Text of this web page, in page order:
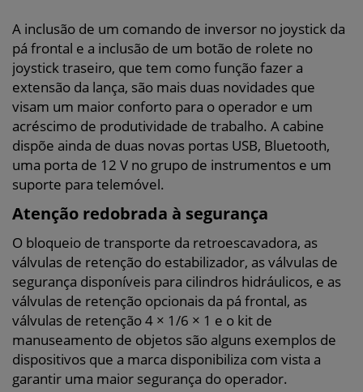
A inclusão de um comando de inversor no joystick da
pá frontal e a inclusão de um botão de rolete no
joystick traseiro, que tem como função fazer a
extensão da lança, são mais duas novidades que
visam um maior conforto para o operador e um
acréscimo de produtividade de trabalho. A cabine
dispõe ainda de duas novas portas USB, Bluetooth,
uma porta de 12 V no grupo de instrumentos e um
suporte para telemóvel.
Atenção redobrada à segurança
O bloqueio de transporte da retroescavadora, as
válvulas de retenção do estabilizador, as válvulas de
segurança disponíveis para cilindros hidráulicos, e as
válvulas de retenção opcionais da pá frontal, as
válvulas de retenção 4 × 1/6 × 1 e o kit de
manuseamento de objetos são alguns exemplos de
dispositivos que a marca disponibiliza com vista a
garantir uma maior segurança do operador.